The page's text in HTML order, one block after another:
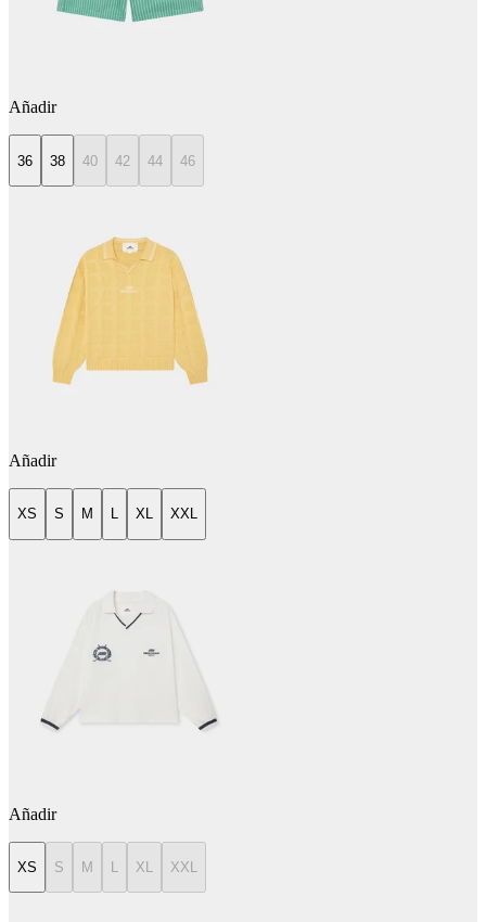
Añadir
36 38 40 42 44 46
Añadir
XS S M L XL XXL
Añadir
XS S M L XL XXL